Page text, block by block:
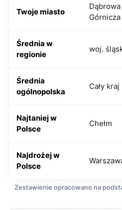
Twoje miasto
Dąbrowa
Górnicza
Średnia w
regionie
woj.
Średnia
ogólnopolska
Cały kraj
Najtaniej w
Polsce
Chełm
Najdrożej w
Polsce
Zestawienie opracowano na